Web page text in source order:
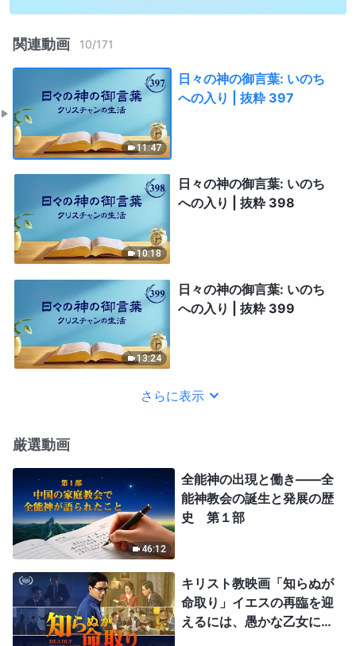
関連動画 10/171
11:47
日々の神の御言葉: いのち
への入り | 抜粋 397
10:18
日々の神の御言葉: いのち
への入り | 抜粋 398
13:24
日々の神の御言葉: いのち
への入り | 抜粋 399
さらに表示
厳選動画
46:12
全能神の出現と働き——全
能神教会の誕生と発展の歴
史 第１部
キリスト教映画「知らぬが
命取り」イエスの再臨を迎
えるには、愚かな乙女にな